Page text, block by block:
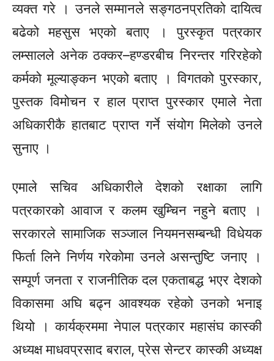
व्यक्त गरे । उनले सम्मानले सङ्गठनप्रतिको दायित्व
बढेको महसुस भएको बताए । पुरस्कृत पत्रकार
लम्सालले अनेकठक्कर–हण्डरबीच निरन्तर गरिरहेको
कर्मको मूल्याङ्कन भएको बताए । विगतको पुरस्कार,
पुस्तक विमोचन र हाल प्राप्त पुरस्कार एमाले नेता
अधिकारीकै हातबाट प्राप्त गर्ने संयोग मिलेको उनले
सुनाए ।
एमाले सचिव अधिकारीले देशको रक्षाका लागि
पत्रकारको आवाज र कलम खुम्चिन नहुने बताए ।
सरकारले सामाजिक सञ्जाल नियमनसम्बन्धी विधेयक
फिर्ता लिने निर्णय गरेकोमा उनले असन्तुष्टि जनाए ।
सम्पूर्ण जनता र राजनीतिक दल एकताबद्ध भएर देशको
विकासमा अघि बढ्न आवश्यक रहेको उनको भनाइ
थियो । कार्यक्रममा नेपाल पत्रकारमहासंघकास्की
अध्यक्ष माधवप्रसाद बराल, प्रेस सेन्टर कास्की अध्यक्ष